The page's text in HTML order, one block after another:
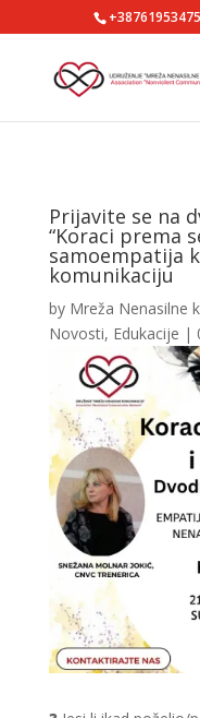
+38761953475
Prijavite se na
“Koraci prema
samoempatija
komunikaciju
by Mreža Nenasilne
Novosti, Edukacije |